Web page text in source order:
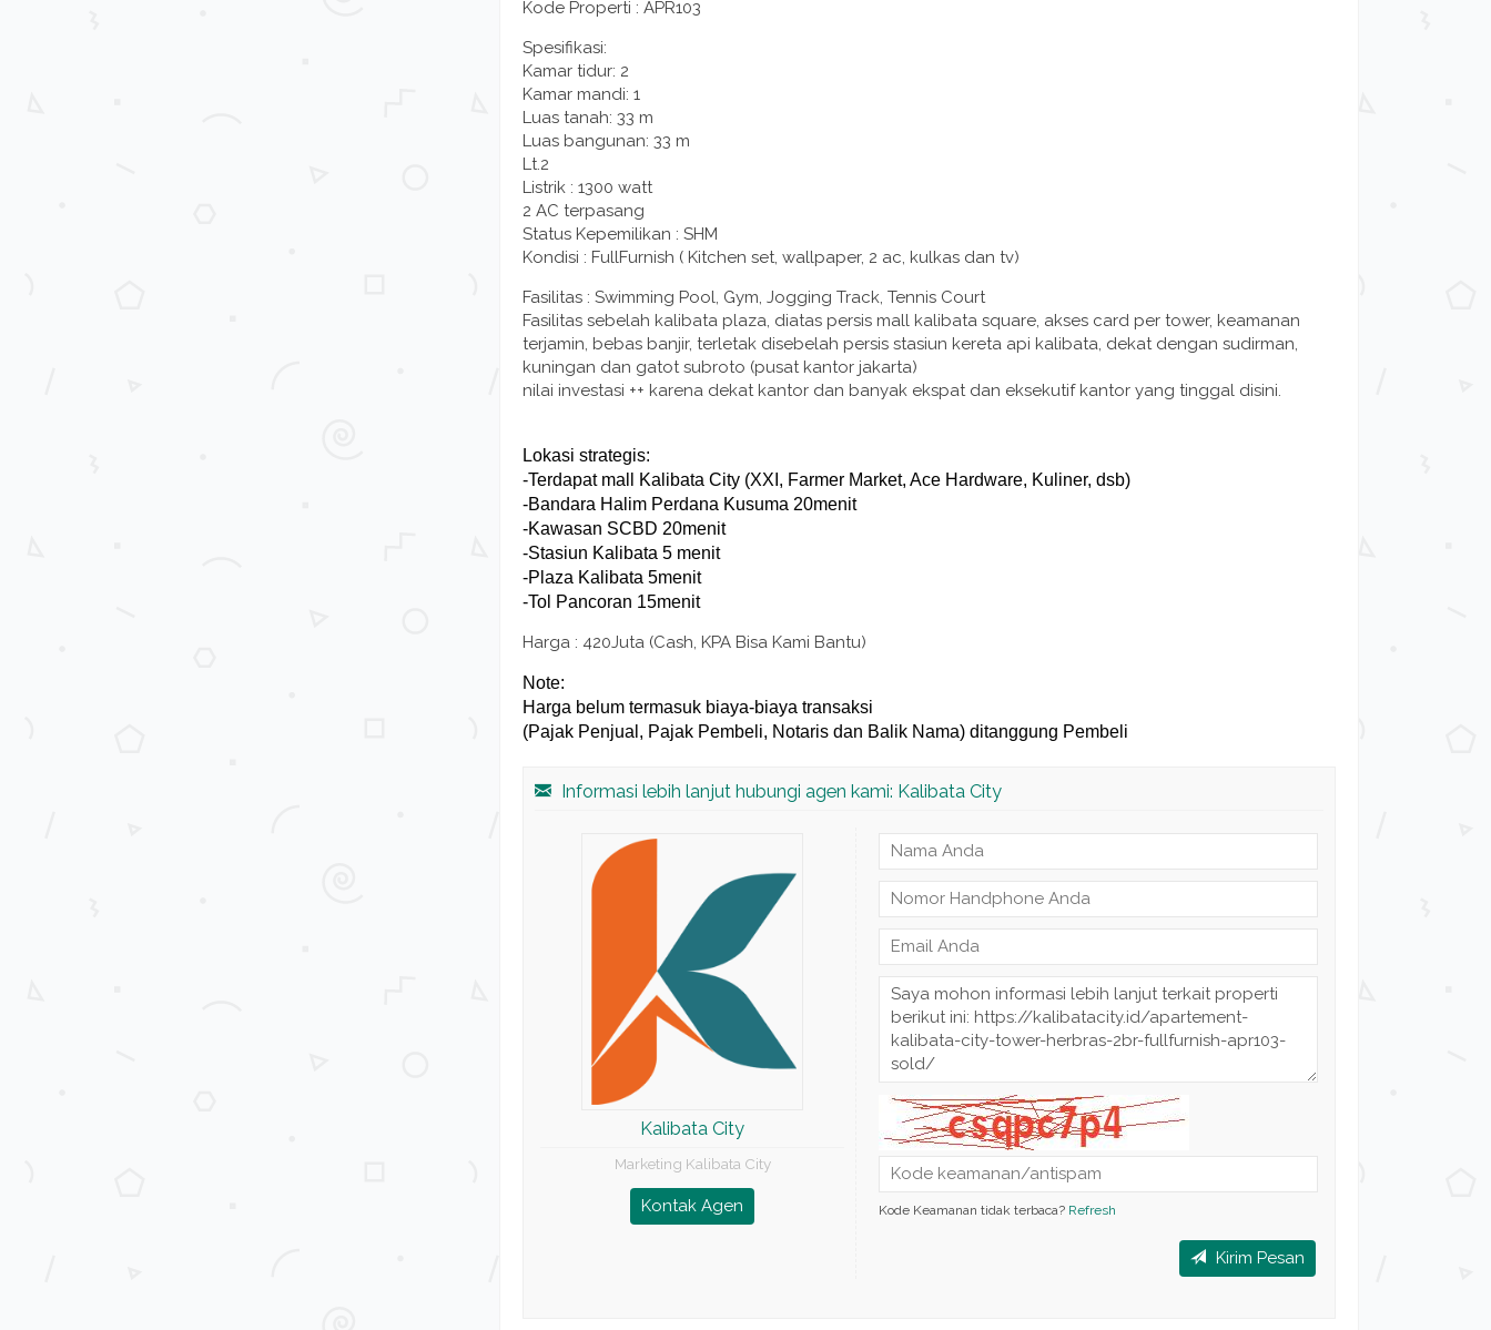
Kode Properti : APR103
Spesifikasi:
Kamar tidur: 2
Kamar mandi: 1
Luas tanah: 33 m
Luas bangunan: 33 m
Lt.2
Listrik : 1300 watt
2 AC terpasang
Status Kepemilikan : SHM
Kondisi : FullFurnish ( Kitchen set, wallpaper, 2 ac, kulkas dan tv)
Fasilitas : Swimming Pool, Gym, Jogging Track, Tennis Court
Fasilitas sebelah kalibata plaza, diatas persis mall kalibata square, akses card per tower, keamanan
terjamin, bebas banjir, terletak disebelah persis stasiun kereta api kalibata, dekat dengan sudirman,
kuningan dan gatot subroto (pusat kantor jakarta)
nilai investasi ++ karena dekat kantor dan banyak ekspat dan eksekutif kantor yang tinggal disini.
Lokasi strategis:
-Terdapat mall Kalibata City (XXI, Farmer Market, Ace Hardware, Kuliner, dsb)
-Bandara Halim Perdana Kusuma 20menit
-Kawasan SCBD 20menit
-Stasiun Kalibata 5 menit
-Plaza Kalibata 5menit
-Tol Pancoran 15menit
Harga : 420Juta (Cash, KPA Bisa Kami Bantu)
Note:
Harga belum termasuk biaya-biaya transaksi
(Pajak Penjual, Pajak Pembeli, Notaris dan Balik Nama) ditanggung Pembeli
Informasi lebih lanjut hubungi agen kami: Kalibata City
Kalibata City
Marketing Kalibata City
Kontak Agen Kode Keamanan tidak terbaca? Refresh
Kirim Pesan